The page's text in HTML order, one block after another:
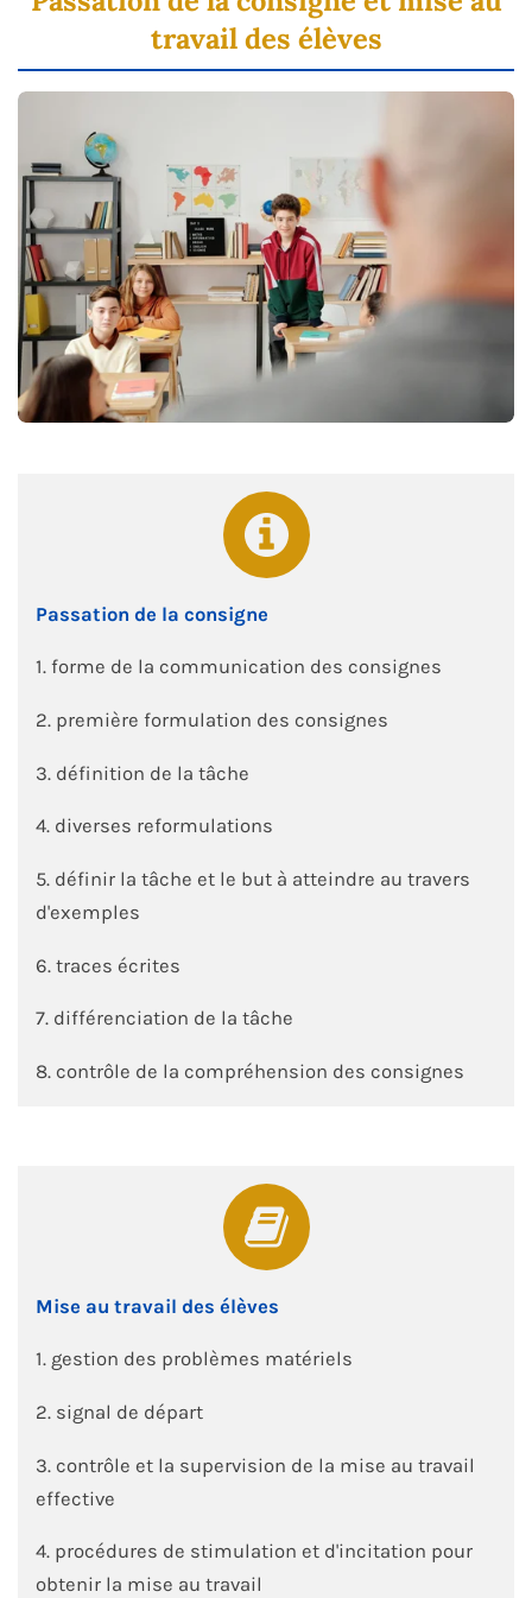
travail des élèves
Passation de la consigne
1. forme de la communication des consignes
2. première formulation des consignes
3. définition de la tâche
4. diverses reformulations
5. définir la tâche et le but à atteindre au travers
d'exemples
6. traces écrites
7. différenciation de la tâche
8. contrôle de la compréhension des consignes
Mise au travail des élèves
1. gestion des problèmes matériels
2. signal de départ
3. contrôle et la supervision de la mise au travail
effective
4. procédures de stimulation et d'incitation pour
obtenir la mise au travail